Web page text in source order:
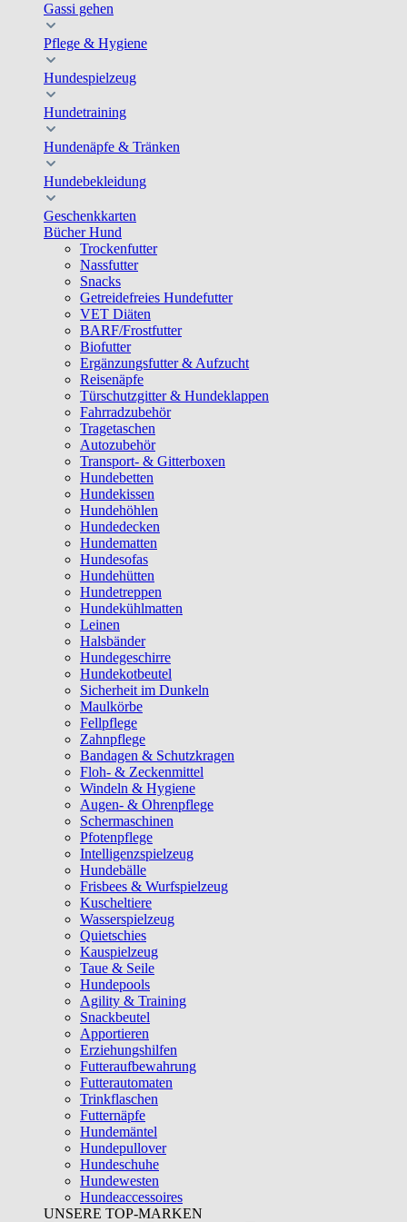
Gassi gehen
Pflege & Hygiene
Hundespielzeug
Hundetraining
Hundenäpfe & Tränken
Hundebekleidung
Geschenkkarten
Bücher Hund
Trockenfutter
Nassfutter
Snacks
Getreidefreies Hundefutter
VET Diäten
BARF/Frostfutter
Biofutter
Ergänzungsfutter & Aufzucht
Reisenäpfe
Türschutzgitter & Hundeklappen
Fahrradzubehör
Tragetaschen
Autozubehör
Transport- & Gitterboxen
Hundebetten
Hundekissen
Hundehöhlen
Hundedecken
Hundematten
Hundesofas
Hundehütten
Hundetreppen
Hundekühlmatten
Leinen
Halsbänder
Hundegeschirre
Hundekotbeutel
Sicherheit im Dunkeln
Maulkörbe
Fellpflege
Zahnpflege
Bandagen & Schutzkragen
Floh- & Zeckenmittel
Windeln & Hygiene
Augen- & Ohrenpflege
Schermaschinen
Pfotenpflege
Intelligenzspielzeug
Hundebälle
Frisbees & Wurfspielzeug
Kuscheltiere
Wasserspielzeug
Quietschies
Kauspielzeug
Taue & Seile
Hundepools
Agility & Training
Snackbeutel
Apportieren
Erziehungshilfen
Futteraufbewahrung
Futterautomaten
Trinkflaschen
Futternäpfe
Hundemäntel
Hundepullover
Hundeschuhe
Hundewesten
Hundeaccessoires
UNSERE TOP-MARKEN